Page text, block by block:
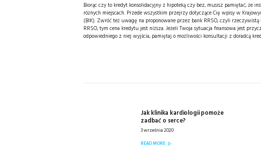
Biorąc czy to kredyt konsolidacyjny z hipoteką czy bez, musisz pamiętać, że
różnych miejscach. Przede wszystkim przejrzy dotyczące Cię wpisy w
(BIK). Zwróć też uwagę na proponowane przez bank RRSO, czyli
RRSO, tym cena kredytu jest niższa. Jeżeli Twoja sytuacja finansowa jest
odpowiedniego z niej wyjścia, pamiętaj o możliwości konsultacji z doradcą
Previous
post:
Jak klinika kardiologii pomoże
zadbać o serce?
3 września 2020
READ MORE